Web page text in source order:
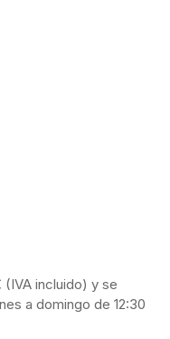
incluido) y se
a domingo de 12:30